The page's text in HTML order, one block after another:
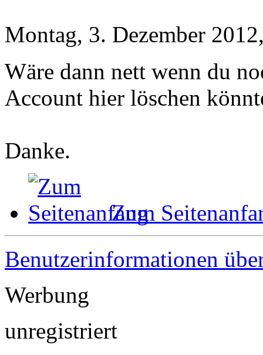
Montag, 3. Dezember
Wäre dann nett wenn du
Account hier löschen
Danke.
Zum
Benutzerinformationen
Werbung
unregistriert